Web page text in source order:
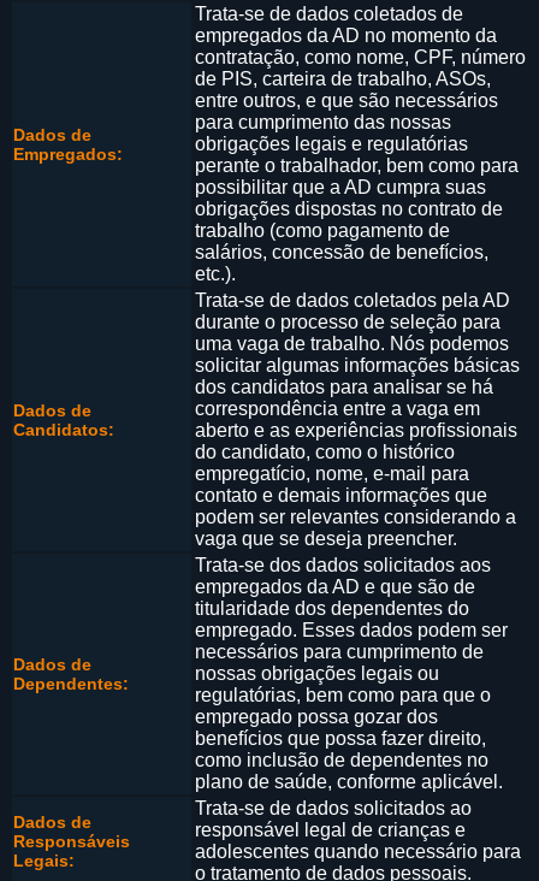
Dados de
Empregados:
Trata-se de dados coletados de
empregados da AD no momento da
contratação, como nome, CPF, número
de PIS, carteira de trabalho, ASOs,
entre outros, e que são necessários
para cumprimento das nossas
obrigações legais e regulatórias
perante o trabalhador, bem como para
possibilitar que a AD cumpra suas
obrigações dispostas no contrato de
trabalho (como pagamento de
salários, concessão de benefícios,
etc.).
Dados de
Candidatos:
Trata-se de dados coletados pela AD
durante o processo de seleção para
uma vaga de trabalho. Nós podemos
solicitar algumas informações básicas
dos candidatos para analisar se há
correspondência entre a vaga em
aberto e as experiências profissionais
do candidato, como o histórico
empregatício, nome, e-mail para
contato e demais informações que
podem ser relevantes considerando a
vaga que se deseja preencher.
Dados de
Dependentes:
Trata-se dos dados solicitados aos
empregados da AD e que são de
titularidade dos dependentes do
empregado. Esses dados podem ser
necessários para cumprimento de
nossas obrigações legais ou
regulatórias, bem como para que o
empregado possa gozar dos
benefícios que possa fazer direito,
como inclusão de dependentes no
plano de saúde, conforme aplicável.
Dados de
Responsáveis
Legais:
Trata-se de dados solicitados ao
responsável legal de crianças e
adolescentes quando necessário para
o tratamento de dados pessoais.